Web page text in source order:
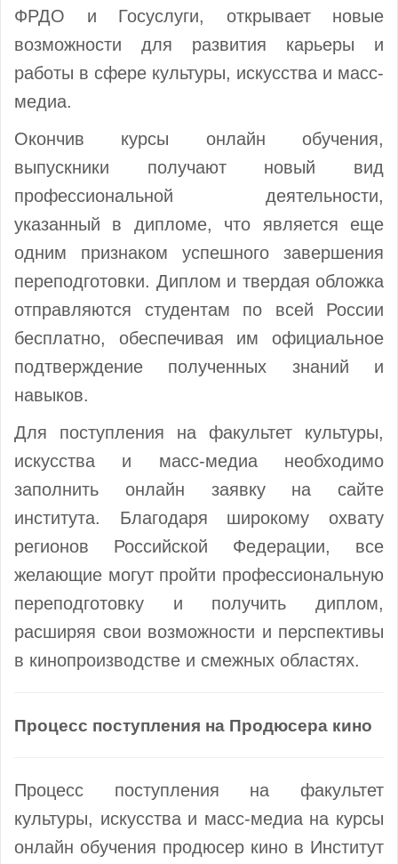
ФРДО и Госуслуги, открывает новые
возможности для развития карьеры и
работы в сфере культуры, искусства и масс-
медиа.
Окончив курсы онлайн обучения,
выпускники получают новый вид
профессиональной деятельности,
указанный в дипломе, что является еще
одним признаком успешного завершения
переподготовки. Диплом и твердая обложка
отправляются студентам по всей России
бесплатно, обеспечивая им официальное
подтверждение полученных знаний и
навыков.
Для поступления на факультет культуры,
искусства и масс-медиа необходимо
заполнить онлайн заявку на сайте
института. Благодаря широкому охвату
регионов Российской Федерации, все
желающие могут пройти профессиональную
переподготовку и получить диплом,
расширяя свои возможности и перспективы
в кинопроизводстве и смежных областях.
Процесс поступления на Продюсера кино
Процесс поступления на факультет
культуры, искусства и масс-медиа на курсы
онлайн обучения продюсер кино в Институт